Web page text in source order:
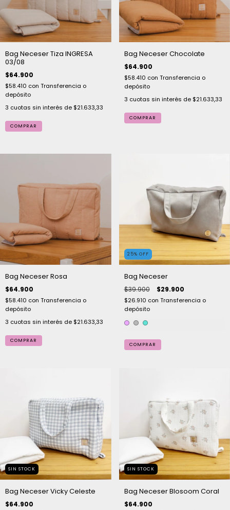
Bag Neceser Tiza INGRESA
03/08
$64.900
$58.410 con Transferencia o
depósito
3 cuotas sin interés de $21.633,33
Bag Neceser Chocolate
$64.900
$58.410 con Transferencia o
depósito
3 cuotas sin interés de $21.633,33
Bag Neceser Rosa
$64.900
$58.410 con Transferencia o
depósito
3 cuotas sin interés de $21.633,33
25% OFF
Bag Neceser
$39.900 $29.900
$26.910 con Transferencia o
depósito
COMPRAR
SIN STOCK
Bag Neceser Vicky Celeste
$64.900
SIN STOCK
Bag Neceser Blosoom Coral
$64.900